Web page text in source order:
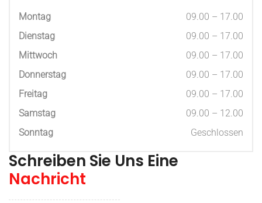
Montag
09.00 – 17.00
Dienstag
09.00 – 17.00
Mittwoch
09.00 – 17.00
Donnerstag
09.00 – 17.00
Freitag
09.00 – 17.00
Samstag
09.00 – 12.00
Sonntag
Geschlossen
Schreiben Sie Uns Eine
Nachricht